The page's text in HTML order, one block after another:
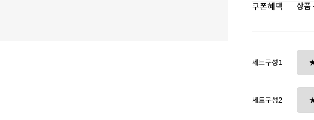
쿠폰혜택 상품
세트구성1
세트구성2